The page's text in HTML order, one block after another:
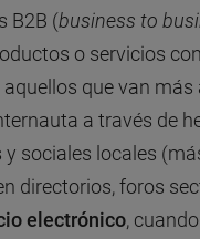
B2B (business to
o servicios
que van más
a través de
y sociales locales
directorios, foros
electrónico,